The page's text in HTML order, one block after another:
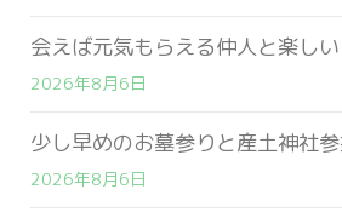
会えば元気もらえる仲人と楽し
2026年8月6日
少し早めのお墓参りと産土神社
2026年8月6日